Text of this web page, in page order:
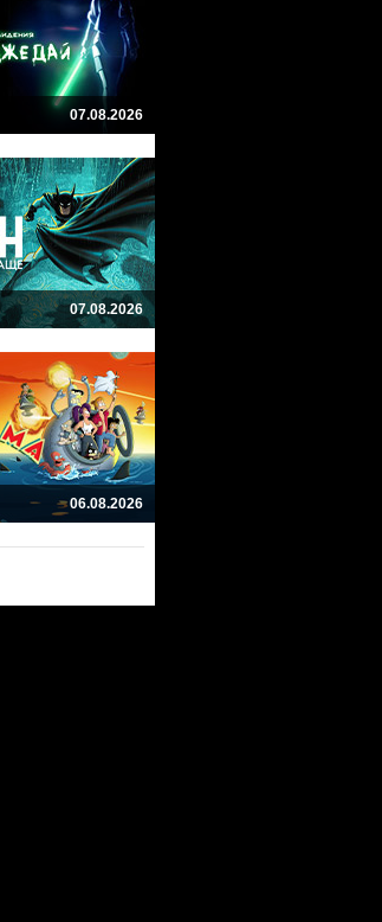
07.08.2026
07.08.2026
06.08.2026